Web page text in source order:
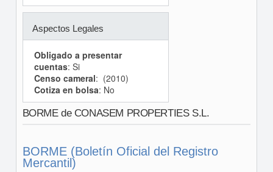
Aspectos Legales
Obligado a presentar
cuentas: Si
Censo cameral: (2010)
Cotiza en bolsa: No
BORME de CONASEM PROPERTIES S.L.
BORME (Boletín Oficial del Registro
Mercantil)